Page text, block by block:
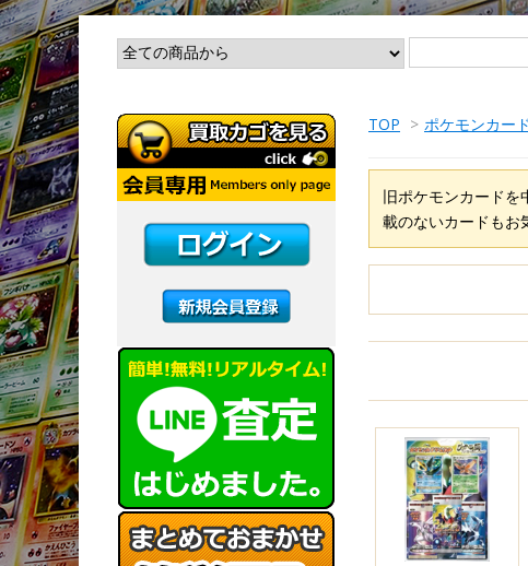
TOP > ポケモンカー
旧ポケモンカードを
載のないカードもお